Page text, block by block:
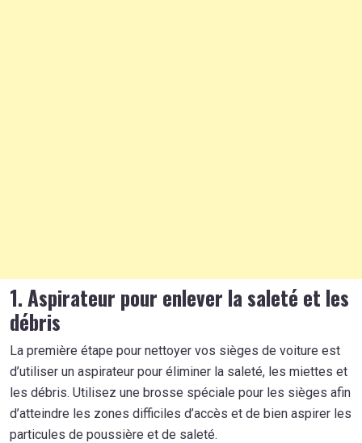
1. Aspirateur pour enlever la saleté et les
débris
La première étape pour nettoyer vos sièges de voiture est
d’utiliser un aspirateur pour éliminer la saleté, les miettes et
les débris. Utilisez une brosse spéciale pour les sièges afin
d’atteindre les zones difficiles d’accès et de bien aspirer les
particules de poussière et de saleté.